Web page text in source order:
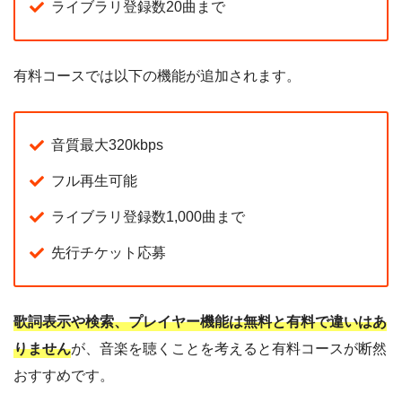
ライブラリ登録数20曲まで
有料コースでは以下の機能が追加されます。
音質最大320kbps
フル再生可能
ライブラリ登録数1,000曲まで
先行チケット応募
歌詞表示や検索、プレイヤー機能は無料と有料で違いはあ
りませんが、音楽を聴くことを考えると有料コースが断然
おすすめです。